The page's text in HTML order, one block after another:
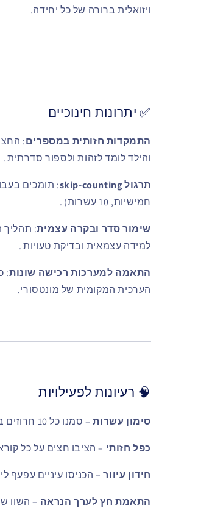
ויזואלית ברורה של כל יחידה.
✅ יתרונות חינוכיים
התמקדות חזותית במספרים:
והילד לומד לזהות ולספור סדרתית.
תרגול skip-counting
חמישיות, 10 עשרות)
.
שימור סדר ובקרה עצמית:
למידה עצמאית ובדיקת טעויות.
התאמה למערכות רכישה שונות
הערכית המקומית של מונטסורי.
🧠 רעיונות לפעילויות
סימון עשרות– סמנו כל 10 חרוזים בשרשרת ה־100 עם חץ מתאים.
כפל חזותי – הציבו חצים על כל קורא של 3 (3, 6, 9...), הילד יספור וכך
חידון עיוור– הכניסו עיניים עפעף
התאמת חץ לערך הנראה